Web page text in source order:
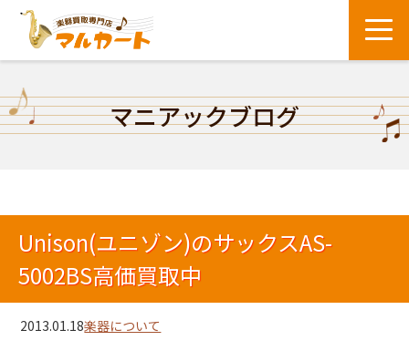
マニアックブログ
Unison(ユニゾン)のサックスAS-
5002BS高価買取中
2013.01.18楽器について